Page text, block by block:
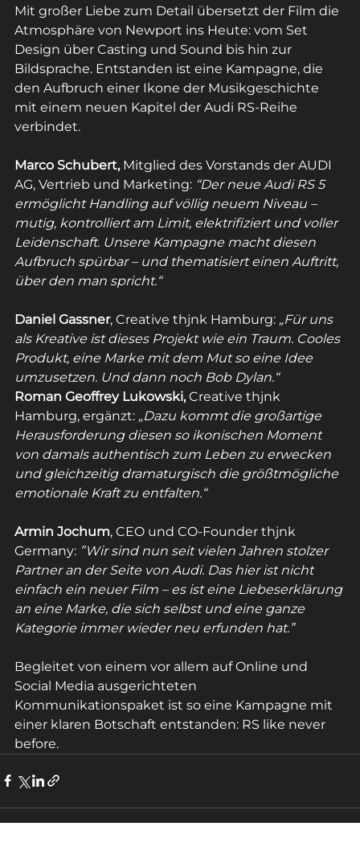
Mit großer Liebe zum Detail übersetzt der Film die
Atmosphäre von Newport ins Heute: vom Set
Design über Casting und Sound bis hin zur
Bildsprache. Entstanden ist eine Kampagne, die
den Aufbruch einer Ikone der Musikgeschichte
mit einem neuen Kapitel der Audi RS-Reihe
verbindet.
Marco Schubert, Mitglied des Vorstands der AUDI
AG, Vertrieb und Marketing: “Der neue Audi RS 5
ermöglicht Handling auf völlig neuem Niveau –
mutig, kontrolliert am Limit, elektrifiziert und voller
Leidenschaft. Unsere Kampagne macht diesen
Aufbruch spürbar – und thematisiert einen Auftritt,
über den man spricht.“
Daniel Gassner, Creative thjnk Hamburg: „Für uns
als Kreative ist dieses Projekt wie ein Traum. Cooles
Produkt, eine Marke mit dem Mut so eine Idee
umzusetzen. Und dann noch Bob Dylan.“
Roman Geoffrey Lukowski, Creative thjnk
Hamburg, ergänzt: „Dazu kommt die großartige
Herausforderung diesen so ikonischen Moment
von damals authentisch zum Leben zu erwecken
und gleichzeitig dramaturgisch die größtmögliche
emotionale Kraft zu entfalten.“
Armin Jochum, CEO und CO-Founder thjnk
Germany: ”Wir sind nun seit vielen Jahren stolzer
Partner an der Seite von Audi. Das hier ist nicht
einfach ein neuer Film – es ist eine Liebeserklärung
an eine Marke, die sich selbst und eine ganze
Kategorie immer wieder neu erfunden hat.”
Begleitet von einem vor allem auf Online und
Social Media ausgerichteten
Kommunikationspaket ist so eine Kampagne mit
einer klaren Botschaft entstanden: RS like never
before.